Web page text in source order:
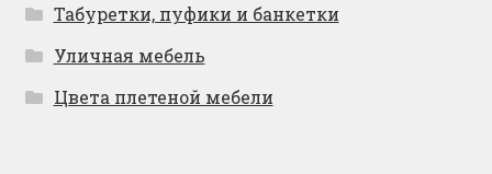
Табуретки, пуфики и банкетки
Уличная мебель
Цвета плетеной мебели